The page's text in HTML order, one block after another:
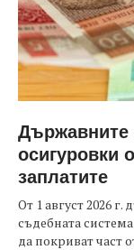
осигуровки
заплатите
От 1 август 2026
съдебната
да покриват част